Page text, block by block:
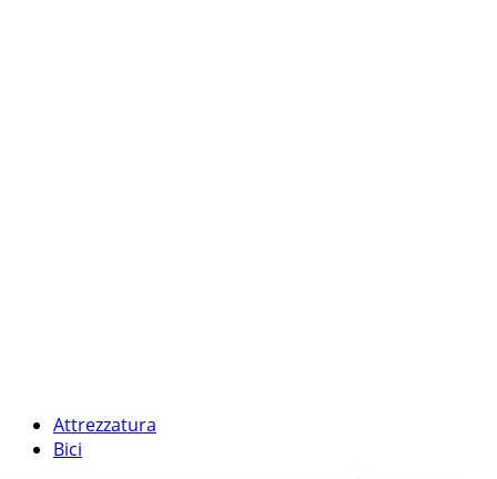
Attrezzatura
Bici